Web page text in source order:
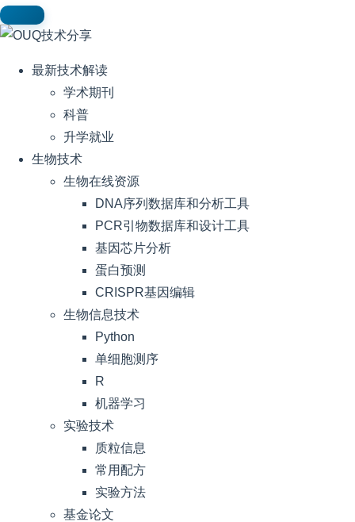
最新技术解读
学术期刊
科普
升学就业
生物技术
生物在线资源
DNA序列数据库和分析工具
PCR引物数据库和设计工具
基因芯片分析
蛋白预测
CRISPR基因编辑
生物信息技术
Python
单细胞测序
R
机器学习
实验技术
质粒信息
常用配方
实验方法
基金论文